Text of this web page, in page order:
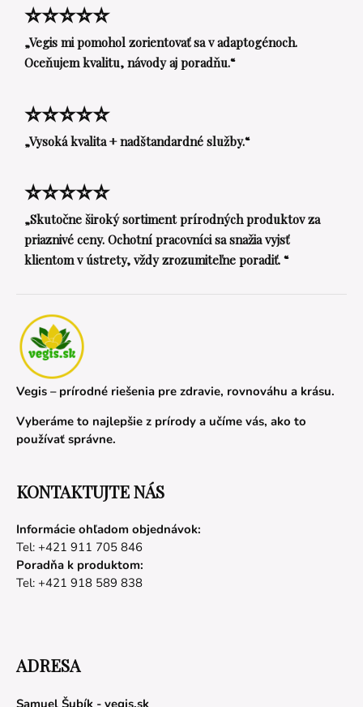
⭐⭐⭐⭐⭐
„Vegis mi pomohol zorientovať sa v adaptogénoch.
Oceňujem kvalitu, návody aj poradňu.“
⭐⭐⭐⭐⭐
„Vysoká kvalita + nadštandardné služby.“
⭐⭐⭐⭐⭐
„Skutočne široký sortiment prírodných produktov za
priaznivé ceny. Ochotní pracovníci sa snažia vyjsť
klientom v ústrety, vždy zrozumiteľne poradiť. “
Vegis – prírodné riešenia pre zdravie, rovnováhu a krásu.
Vyberáme to najlepšie z prírody a učíme vás, ako to
používať správne.
KONTAKTUJTE NÁS
Informácie ohľadom objednávok:
Tel: +421 911 705 846
Poradňa k produktom:
Tel: +421 918 589 838
ADRESA